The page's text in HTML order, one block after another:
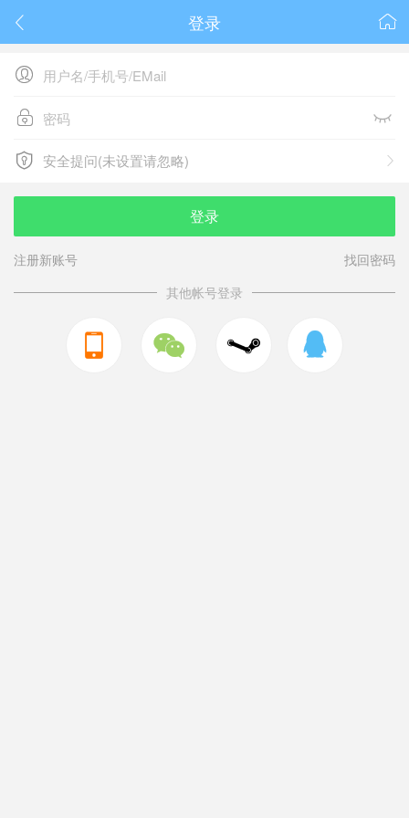
 
登录

 
 
安全提问(未设置请忽略)
安全提问(未设置请忽略)
登录
注册新账号
找回密码
其他帐号登录
  